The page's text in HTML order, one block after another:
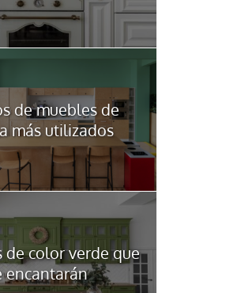
de muebles de
más utilizados
de color verde que
encantarán